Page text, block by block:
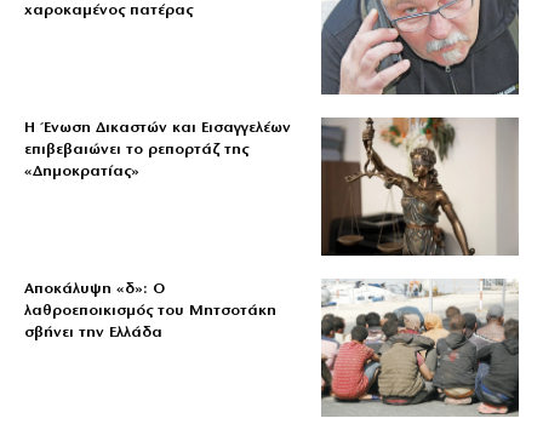
χαροκαμένος πατέρας
Η Ένωση Δικαστών και Εισαγγελέων
επιβεβαιώνει το ρεπορτάζ της
«Δημοκρατίας»
Αποκάλυψη «δ»: Ο
λαθροεποικισμός του Μητσοτάκη
σβήνει την Ελλάδα